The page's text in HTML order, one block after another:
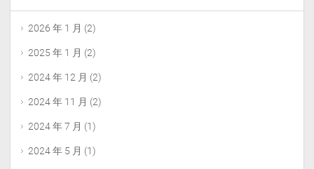
2026 年 1 月 (2)
2025 年 1 月 (2)
2024 年 12 月 (2)
2024 年 11 月 (2)
2024 年 7 月 (1)
2024 年 5 月 (1)